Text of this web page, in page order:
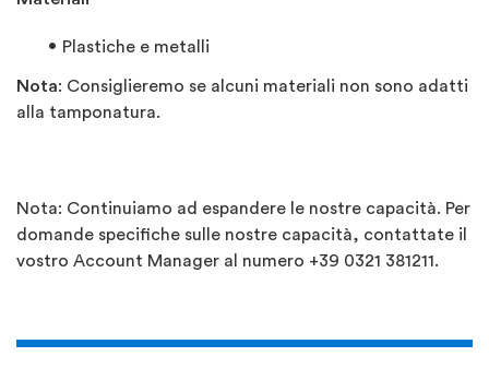
Plastiche e metalli
Nota: Consiglieremo se alcuni materiali non sono adatti
alla tamponatura.
Nota: Continuiamo ad espandere le nostre capacità. Per
domande specifiche sulle nostre capacità, contattate il
vostro Account Manager al numero +39 0321 381211.